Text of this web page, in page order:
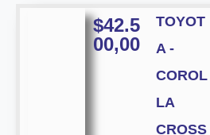
$42.5
00,00
TOYOT
A -
COROL
LA
CROSS